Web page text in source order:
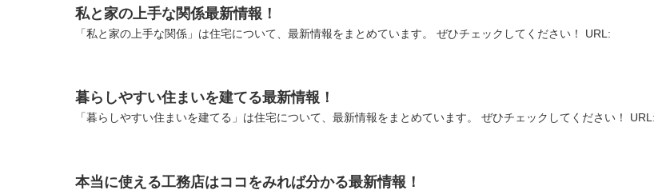
私と家の上手な関係最新情報！
「私と家の上手な関係」は住宅について、最新情報をまとめています。 ぜひチェックしてください！ URL:
暮らしやすい住まいを建てる最新情報！
「暮らしやすい住まいを建てる」は住宅について、最新情報をまとめています。 ぜひチェックしてください！
本当に使える工務店はココをみれば分かる最新情報！